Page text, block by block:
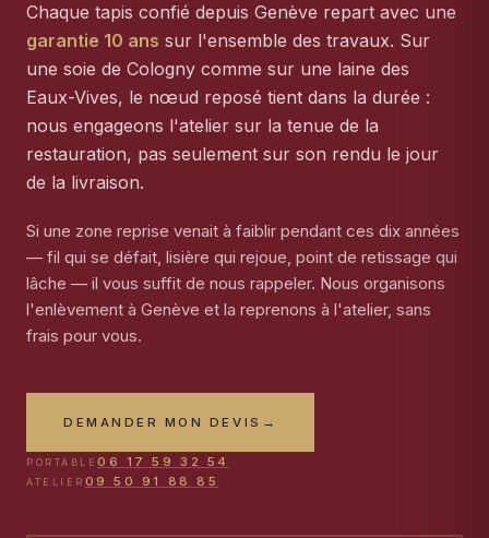
Chaque tapis confié depuis Genève repart avec une
garantie 10 ans sur l'ensemble des travaux. Sur
une soie de Cologny comme sur une laine des
Eaux-Vives, le nœud reposé tient dans la durée :
nous engageons l'atelier sur la tenue de la
restauration, pas seulement sur son rendu le jour
de la livraison.
Si une zone reprise venait à faiblir pendant ces dix années
— fil qui se défait, lisière qui rejoue, point de retissage qui
lâche — il vous suffit de nous rappeler. Nous organisons
l'enlèvement à Genève et la reprenons à l'atelier, sans
frais pour vous.
DEMANDER MON DEVIS →
PORTABLE06 17 59 32 54
ATELIER 09 50 91 88 85